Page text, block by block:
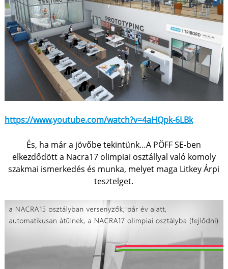
https://www.youtube.com/watch?v=4aHQpk-6LBk
És, ha már a jövőbe tekintünk…A PÖFF SE-ben
elkezdődött a Nacra17 olimpiai osztállyal való komoly
szakmai ismerkedés és munka, melyet maga Litkey Árpi
tesztelget.